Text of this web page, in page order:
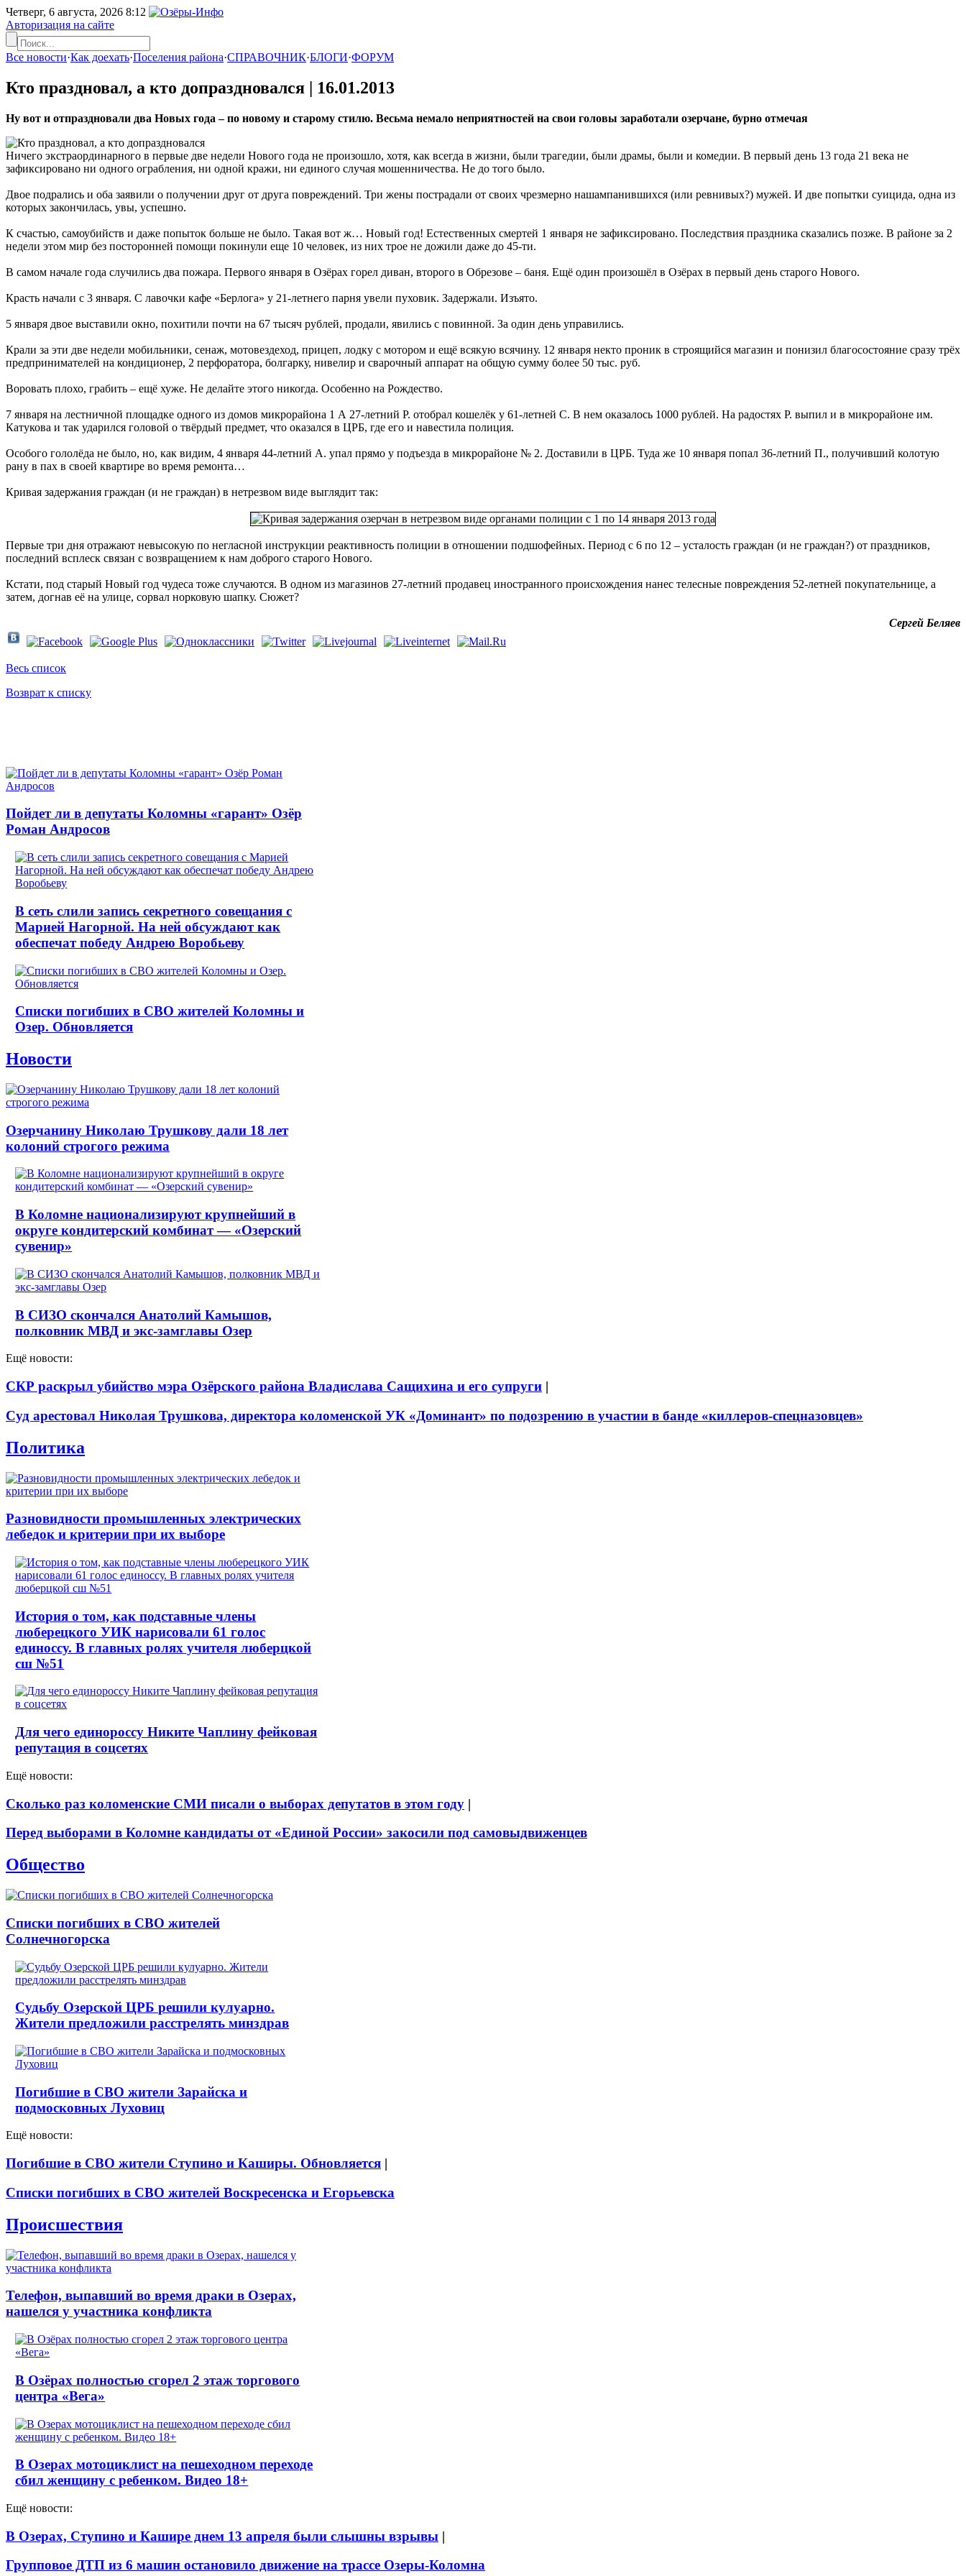
Четверг, 6 августа, 2026 8:12
Авторизация на сайте
Все новости·Как доехать·Поселения района·СПРАВОЧНИК·БЛОГИ·ФОРУМ
Кто праздновал, а кто допраздновался | 16.01.2013
Ну вот и отпраздновали два Новых года – по новому и старому стилю. Весьма немало неприятностей на свои головы заработали озерчане, бурно отмечая
Ничего экстраординарного в первые две недели Нового года не произошло, хотя, как всегда в жизни, были трагедии, были драмы, были и комедии. В первый день 13 года 21 века не
зафиксировано ни одного ограбления, ни одной кражи, ни единого случая мошенничества. Не до того было.
Двое подрались и оба заявили о получении друг от друга повреждений. Три жены пострадали от своих чрезмерно нашампанившихся (или ревнивых?) мужей. И две попытки суицида, одна из
которых закончилась, увы, успешно.
К счастью, самоубийств и даже попыток больше не было. Такая вот ж… Новый год! Естественных смертей 1 января не зафиксировано. Последствия праздника сказались позже. В районе за 2
недели этом мир без посторонней помощи покинули еще 10 человек, из них трое не дожили даже до 45-ти.
В самом начале года случились два пожара. Первого января в Озёрах горел диван, второго в Обрезове – баня. Ещё один произошёл в Озёрах в первый день старого Нового.
Красть начали с 3 января. С лавочки кафе «Берлога» у 21-летнего парня увели пуховик. Задержали. Изъято.
5 января двое выставили окно, похитили почти на 67 тысяч рублей, продали, явились с повинной. За один день управились.
Крали за эти две недели мобильники, сенаж, мотовездеход, прицеп, лодку с мотором и ещё всякую всячину. 12 января некто проник в строящийся магазин и понизил благосостояние сразу трёх
предпринимателей на кондиционер, 2 перфоратора, болгарку, нивелир и сварочный аппарат на общую сумму более 50 тыс. руб.
Воровать плохо, грабить – ещё хуже. Не делайте этого никогда. Особенно на Рождество.
7 января на лестничной площадке одного из домов микрорайона 1 А 27-летний Р. отобрал кошелёк у 61-летней С. В нем оказалось 1000 рублей. На радостях Р. выпил и в микрорайоне им.
Катукова и так ударился головой о твёрдый предмет, что оказался в ЦРБ, где его и навестила полиция.
Особого гололёда не было, но, как видим, 4 января 44-летний А. упал прямо у подъезда в микрорайоне № 2. Доставили в ЦРБ. Туда же 10 января попал 36-летний П., получивший колотую
рану в пах в своей квартире во время ремонта…
Кривая задержания граждан (и не граждан) в нетрезвом виде выглядит так:
Первые три дня отражают невысокую по негласной инструкции реактивность полиции в отношении подшофейных. Период с 6 по 12 – усталость граждан (и не граждан?) от праздников,
последний всплеск связан с возвращением к нам доброго старого Нового.
Кстати, под старый Новый год чудеса тоже случаются. В одном из магазинов 27-летний продавец иностранного происхождения нанес телесные повреждения 52-летней покупательнице, а
затем, догнав её на улице, сорвал норковую шапку. Сюжет?
Сергей Беляев
Весь список
Возврат к списку
Пойдет ли в депутаты Коломны «гарант» Озёр
Роман Андросов
В сеть слили запись секретного совещания с
Марией Нагорной. На ней обсуждают как
обеспечат победу Андрею Воробьеву
Списки погибших в СВО жителей Коломны и
Озер. Обновляется
Новости
Озерчанину Николаю Трушкову дали 18 лет
колоний строгого режима
В Коломне национализируют крупнейший в
округе кондитерский комбинат — «Озерский
сувенир»
В СИЗО скончался Анатолий Камышов,
полковник МВД и экс-замглавы Озер
Ещё новости:
СКР раскрыл убийство мэра Озёрского района Владислава Сащихина и его супруги |
Суд арестовал Николая Трушкова, директора коломенской УК «Доминант» по подозрению в участии в банде «киллеров-спецназовцев»
Политика
Разновидности промышленных электрических
лебедок и критерии при их выборе
История о том, как подставные члены
люберецкого УИК нарисовали 61 голос
единоссу. В главных ролях учителя люберцкой
сш №51
Для чего единороссу Никите Чаплину фейковая
репутация в соцсетях
Ещё новости:
Сколько раз коломенские СМИ писали о выборах депутатов в этом году |
Перед выборами в Коломне кандидаты от «Единой России» закосили под самовыдвиженцев
Общество
Списки погибших в СВО жителей
Солнечногорска
Судьбу Озерской ЦРБ решили кулуарно.
Жители предложили расстрелять минздрав
Погибшие в СВО жители Зарайска и
подмосковных Луховиц
Ещё новости:
Погибшие в СВО жители Ступино и Каширы. Обновляется |
Списки погибших в СВО жителей Воскресенска и Егорьевска
Происшествия
Телефон, выпавший во время драки в Озерах,
нашелся у участника конфликта
В Озёрах полностью сгорел 2 этаж торгового
центра «Вега»
В Озерах мотоциклист на пешеходном переходе
сбил женщину с ребенком. Видео 18+
Ещё новости:
В Озерах, Ступино и Кашире днем 13 апреля были слышны взрывы |
Групповое ДТП из 6 машин остановило движение на трассе Озеры-Коломна